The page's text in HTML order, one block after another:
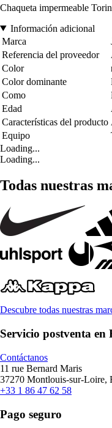
Chaqueta impermeable
Información adicional
Marca
Referencia del proveedor
Color
Color dominante
Como
Edad
Características del producto
Equipo
Loading...
Loading...
Todas nuestras
Descubre todas nuestras
Servicio postventa en
Contáctanos
11 rue Bernard Maris
37270 Montlouis-sur-Loire,
+33 1 86 47 62 58
Pago seguro